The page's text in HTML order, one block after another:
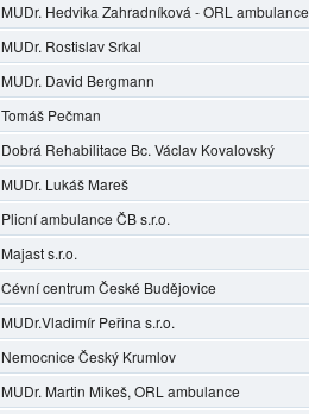
MUDr. Hedvika Zahradníková - ORL ambulance
MUDr. Rostislav Srkal
MUDr. David Bergmann
Tomáš Pečman
Dobrá Rehabilitace Bc. Václav Kovalovský
MUDr. Lukáš Mareš
Plicní ambulance ČB s.r.o.
Majast s.r.o.
Cévní centrum České Budějovice
MUDr.Vladimír Peřina s.r.o.
Nemocnice Český Krumlov
MUDr. Martin Mikeš, ORL ambulance